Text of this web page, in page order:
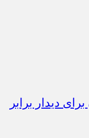
دیدار برابر